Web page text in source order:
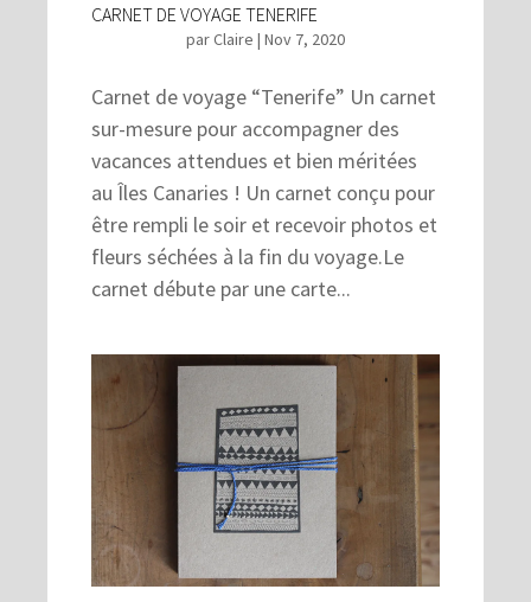
CARNET DE VOYAGE TENERIFE
parClaire | Nov 7, 2020
Carnet de voyage “Tenerife” Un carnet
sur-mesure pour accompagner des
vacances attendues et bien méritées
au Îles Canaries ! Un carnet conçu pour
être rempli le soir et recevoir photos et
fleurs séchées à la fin du voyage.Le
carnet débute par une carte...